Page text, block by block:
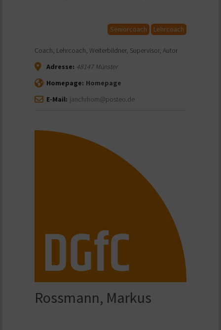
Seniorcoach Lehrcoach
Coach, Lehrcoach, Weiterbildner, Supervisor, Autor
Adresse: 48147Münster
Homepage: Homepage
E-Mail: janchrhorn@posteo.de
Rossmann, Markus